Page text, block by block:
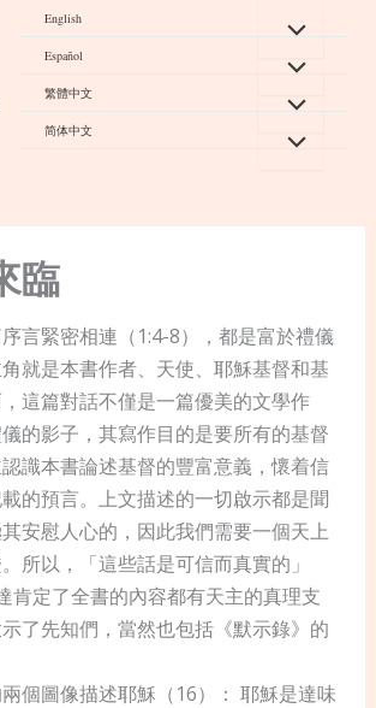
English
Español
繁體中文
简体中文
臨
言緊密相連（1:4-8），都是富於禮儀
就是本書作者、天使、耶穌基督和基
這篇對話不僅是一篇優美的文學作
的影子，其寫作目的是要所有的基督
識本書論述基督的豐富意義，懷着信
的預言。上文描述的一切啟示都是聞
安慰人心的，因此我們需要一個天上
所以，「這些話是可信而真實的」
肯定了全書的內容都有天主的真理支
了先知們，當然也包括《默示錄》的
個圖像描述耶穌（16）： 耶穌是達味